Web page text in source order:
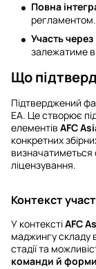
Повна
регламентом.
Участь через
залежатиме
Що
Підтверджений
EA. Це створює
елементів AFC
конкретних
визначатиметься
ліцензування.
Контекст
У контекстіAFC
маджингу складу в
стадії та
команди й форми